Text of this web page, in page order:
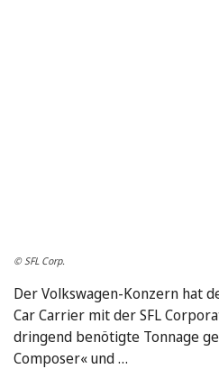
© SFL Corp.
Der Volkswagen-Konzern hat
Car Carrier mit der SFL
dringend benötigte Tonnage
Composer« und …